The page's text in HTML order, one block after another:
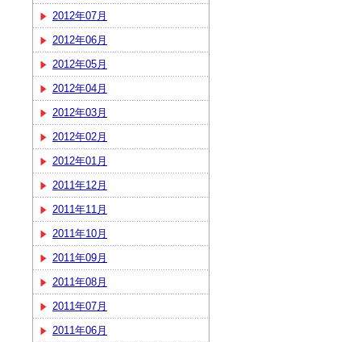
2012年07月
2012年06月
2012年05月
2012年04月
2012年03月
2012年02月
2012年01月
2011年12月
2011年11月
2011年10月
2011年09月
2011年08月
2011年07月
2011年06月